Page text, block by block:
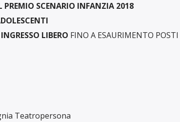
PREMIO SCENARIO INFANZIA 2018
INGRESSO LIBERO FINO A ESAURIMENTO POSTI
Teatropersona